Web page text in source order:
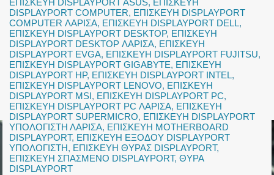
ΕΠΙΣΚΕΥΗ DISPLAYPORT ASUS, ΕΠΙΣΚΕΥΗ
DISPLAYPORT COMPUTER, ΕΠΙΣΚΕΥΗ DISPLAYPORT
COMPUTER ΛΑΡΙΣΑ, ΕΠΙΣΚΕΥΗ DISPLAYPORT DELL,
ΕΠΙΣΚΕΥΗ DISPLAYPORT DESKTOP, ΕΠΙΣΚΕΥΗ
DISPLAYPORT DESKTOP ΛΑΡΙΣΑ, ΕΠΙΣΚΕΥΗ
DISPLAYPORT EVGA, ΕΠΙΣΚΕΥΗ DISPLAYPORT FUJITSU,
ΕΠΙΣΚΕΥΗ DISPLAYPORT GIGABYTE, ΕΠΙΣΚΕΥΗ
DISPLAYPORT HP, ΕΠΙΣΚΕΥΗ DISPLAYPORT INTEL,
ΕΠΙΣΚΕΥΗ DISPLAYPORT LENOVO, ΕΠΙΣΚΕΥΗ
DISPLAYPORT MSI, ΕΠΙΣΚΕΥΗ DISPLAYPORT PC,
ΕΠΙΣΚΕΥΗ DISPLAYPORT PC ΛΑΡΙΣΑ, ΕΠΙΣΚΕΥΗ
DISPLAYPORT SUPERMICRO, ΕΠΙΣΚΕΥΗ DISPLAYPORT
ΥΠΟΛΟΓΙΣΤΗ ΛΑΡΙΣΑ, ΕΠΙΣΚΕΥΗ MOTHERBOARD
DISPLAYPORT, ΕΠΙΣΚΕΥΗ ΕΞΟΔΟΥ DISPLAYPORT
ΥΠΟΛΟΓΙΣΤΗ, ΕΠΙΣΚΕΥΗ ΘΥΡΑΣ DISPLAYPORT,
ΕΠΙΣΚΕΥΗ ΣΠΑΣΜΕΝΟ DISPLAYPORT,ΘΥΡΑ
DISPLAYPORT